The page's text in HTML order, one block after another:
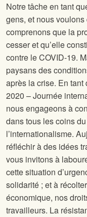
Notre tâche en tant
gens, et nous
comprenons que la
cesser et qu’elle
contre le COVID-19.
paysans des
après la crise. En
2020 – Journée
nous engageons à
dans tous les coins
l’internationalisme.
réfléchir à des idées
vous invitons à
cette situation
solidarité ; et à
économique, nos
travailleurs. La